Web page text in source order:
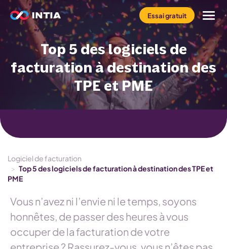
Essai gratuit
Le logiciel INFast
Profil
Métier
Tarifs
Ressources
Top 5 des logiciels de
facturation à destination des
TPE et PME
Logiciel de facturation
> Top 5 des logiciels de facturation à destination des TPE et
PME
Vous n’avez ni l’envie ni le temps, soyons
honnêtes, de passer des heures à vous
occuper de la facturation de votre